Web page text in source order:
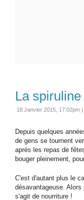
La spiruline
18 Janvier 2015, 17:02pm |
Depuis quelques
de gens se tournent
après les repas de
bouger pleinement,
C'est d'autant plus le
désavantageuse.
s'agit de nourriture !